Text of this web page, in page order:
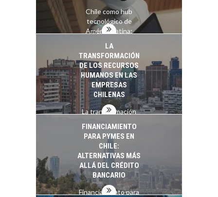
Chile como hub
tecnológico de
América Latina:
LA
TRANSFORMACIÓN
DE LOS RECURSOS
HUMANOS EN LAS
EMPRESAS
CHILENAS
La transformación
recursos humanos en
las empresas…
FINANCIAMIENTO
PARA PYMES EN
CHILE:
ALTERNATIVAS MÁS
ALLÁ DEL CRÉDITO
BANCARIO
Financiamiento para